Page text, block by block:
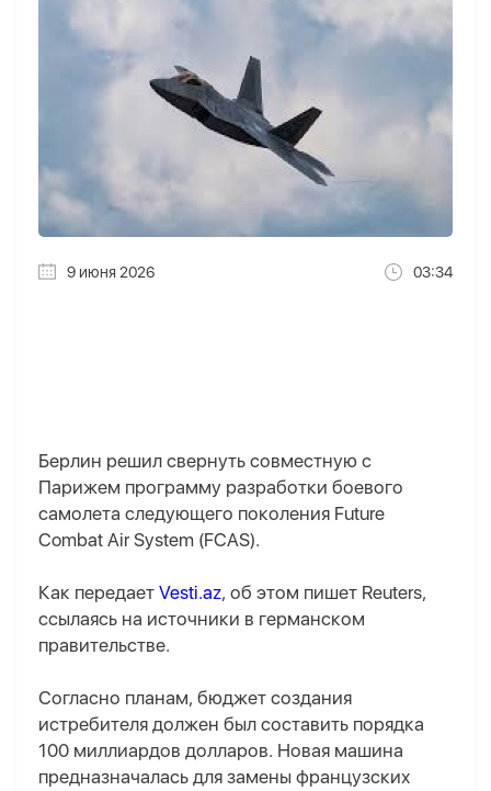
9 июня 2026 03:34
Берлин решил свернуть совместную с
Парижем программу разработки боевого
самолета следующего поколения Future
Combat Air System (FCAS).
Как передает Vesti.az, об этом пишет Reuters,
ссылаясь на источники в германском
правительстве.
Согласно планам, бюджет создания
истребителя должен был составить порядка
100 миллиардов долларов. Новая машина
предназначалась для замены французских